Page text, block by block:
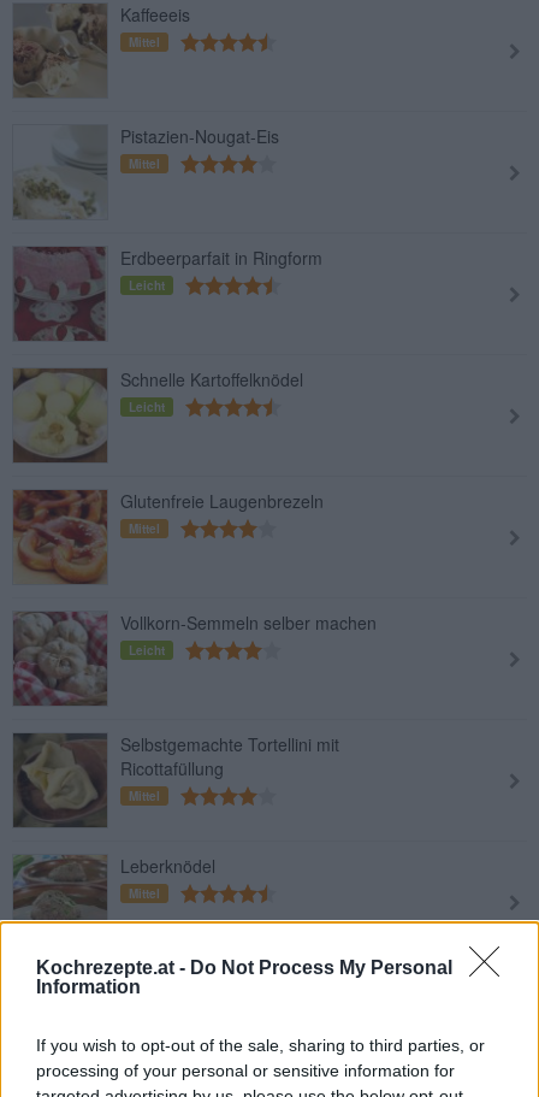
Kochrezepte.at - Do Not Process My Personal
Information
If you wish to opt-out of the sale, sharing to third parties, or
processing of your personal or sensitive information for
Kaffeeeis
Mittel
Pistazien-Nougat-Eis
Mittel
Erdbeerparfait in Ringform
Leicht
Schnelle Kartoffelknödel
Leicht
Glutenfreie Laugenbrezeln
Mittel
Vollkorn-Semmeln selber machen
Leicht
Selbstgemachte Tortellini mit
Ricottafüllung
Mittel
Leberknödel
Mittel
Feigeneis